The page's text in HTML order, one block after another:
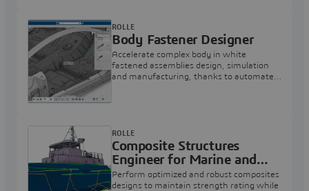
Body Fastener Designer
Accelerate complex body in white
fastened assemblies design, simulation
and manufacturing, thanks to automated
ROLLE
Composite Structures
Engineer for Marine and
Offshore
Perform optimized and robust composites
designs to maintain strength rating while
ROLLE